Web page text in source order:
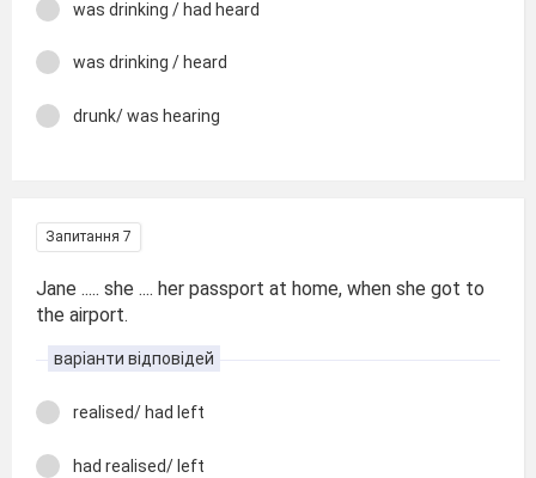
was drinking / had heard
was drinking / heard
drunk/ was hearing
Запитання 7
Jane ..... she .... her passport at home, when she got to
the airport.
варіанти відповідей
realised/ had left
had realised/ left